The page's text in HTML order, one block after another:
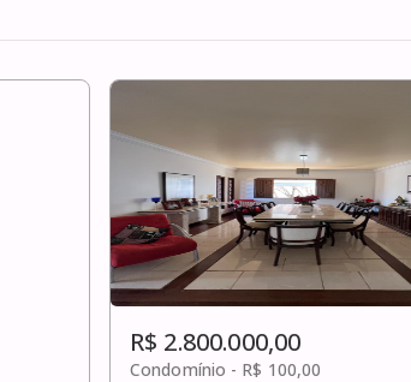
R$ 2.800.000,00
Condomínio - R$ 100,00